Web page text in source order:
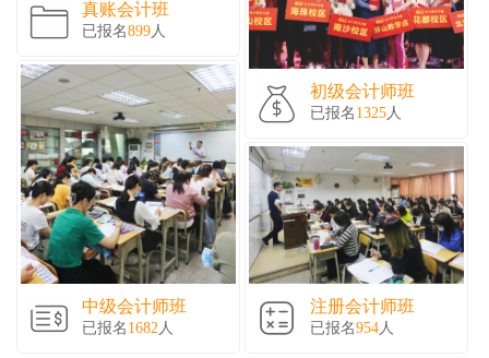
真账会计班
已报名899人
中级会计师班
已报名 1682 人
初级会计师班
已报名 1325人
注册会计师班
已报名954人